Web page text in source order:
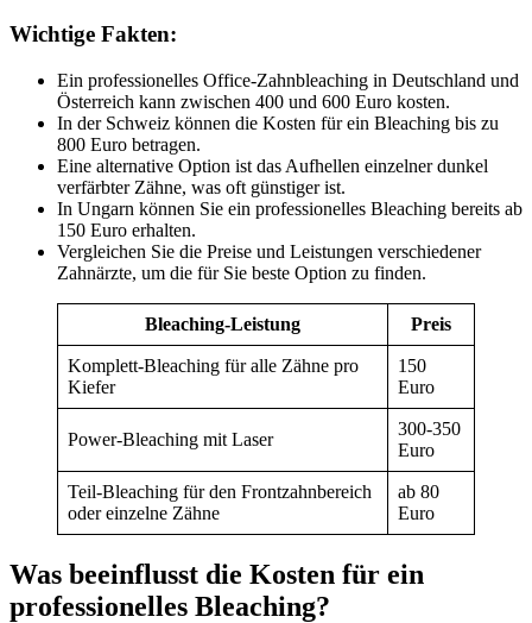
Wichtige Fakten:
Ein professionelles Office-Zahnbleaching in Deutschland und
Österreich kann zwischen 400 und 600 Euro kosten.
In der Schweiz können die Kosten für ein Bleaching bis zu
800 Euro betragen.
Eine alternative Option ist das Aufhellen einzelner dunkel
verfärbter Zähne, was oft günstiger ist.
In Ungarn können Sie ein professionelles Bleaching bereits ab
150 Euro erhalten.
Vergleichen Sie die Preise und Leistungen verschiedener
Zahnärzte, um die für Sie beste Option zu finden.
Bleaching-Leistung Preis
Komplett-Bleaching für alle Zähne pro
Kiefer
150
Euro
Power-Bleaching mit Laser
300-350
Euro
Teil-Bleaching für den Frontzahnbereich
oder einzelne Zähne
ab 80
Euro
Was beeinflusst die Kosten für ein
professionelles Bleaching?